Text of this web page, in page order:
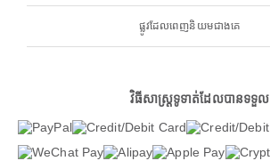
ផ្លូវដែលពេញនិយមជាងគេ
វិធីសាស្ត្រទូទាត់ដែលបានទទួល